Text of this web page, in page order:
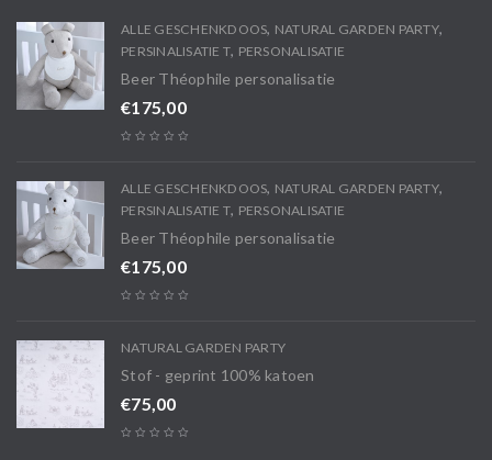
ALLE GESCHENKDOOS, NATURAL GARDEN PARTY,
PERSINALISATIE T, PERSONALISATIE
Beer Théophile personalisatie
€175,00
ALLE GESCHENKDOOS, NATURAL GARDEN PARTY,
PERSINALISATIE T, PERSONALISATIE
Beer Théophile personalisatie
€175,00
NATURAL GARDEN PARTY
Stof - geprint 100% katoen
€75,00